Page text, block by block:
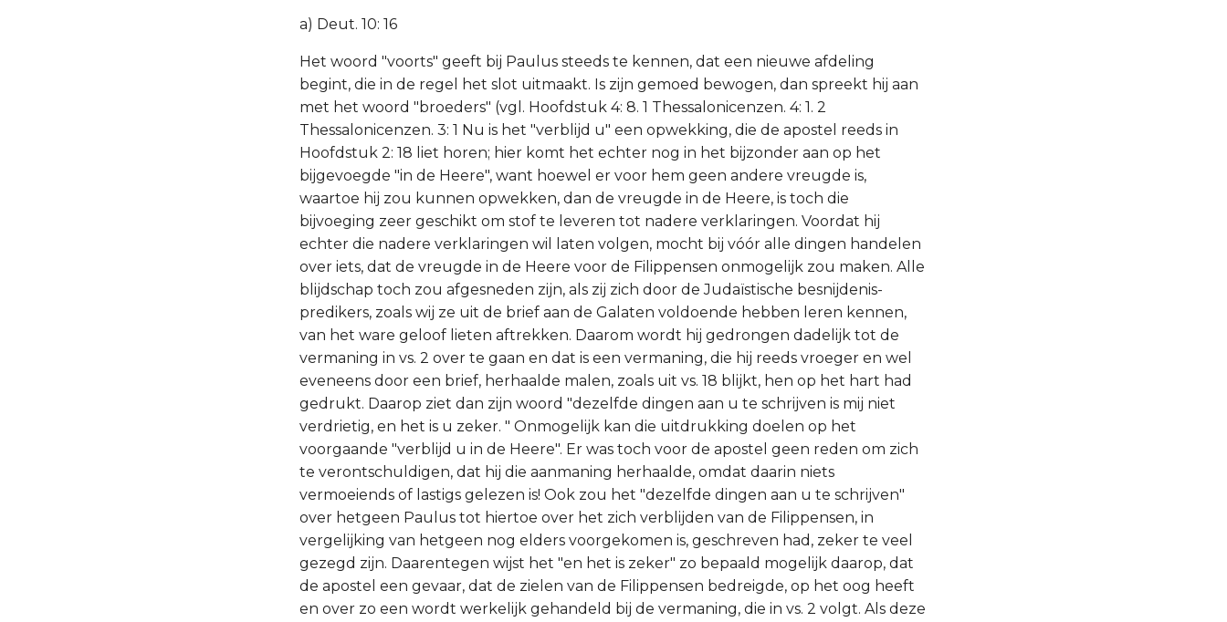
a) Deut. 10: 16
Het woord "voorts" geeft bij Paulus steeds te kennen, dat een nieuwe afdeling
begint, die in de regel het slot uitmaakt. Is zijn gemoed bewogen, dan spreekt hij aan
met het woord "broeders" (vgl. Hoofdstuk 4: 8. 1 Thessalonicenzen. 4: 1. 2
Thessalonicenzen. 3: 1 Nu is het "verblijd u" een opwekking, die de apostel reeds in
Hoofdstuk 2: 18 liet horen; hier komt het echter nog in het bijzonder aan op het
bijgevoegde "in de Heere", want hoewel er voor hem geen andere vreugde is,
waartoe hij zou kunnen opwekken, dan de vreugde in de Heere, is toch die
bijvoeging zeer geschikt om stof te leveren tot nadere verklaringen. Voordat hij
echter die nadere verklaringen wil laten volgen, mocht bij vóór alle dingen handelen
over iets, dat de vreugde in de Heere voor de Filippensen onmogelijk zou maken. Alle
blijdschap toch zou afgesneden zijn, als zij zich door de Judaïstische besnijdenis-
predikers, zoals wij ze uit de brief aan de Galaten voldoende hebben leren kennen,
van het ware geloof lieten aftrekken. Daarom wordt hij gedrongen dadelijk tot de
vermaning in vs. 2 over te gaan en dat is een vermaning, die hij reeds vroeger en wel
eveneens door een brief, herhaalde malen, zoals uit vs. 18 blijkt, hen op het hart had
gedrukt. Daarop ziet dan zijn woord "dezelfde dingen aan u te schrijven is mij niet
verdrietig, en het is u zeker. " Onmogelijk kan die uitdrukking doelen op het
voorgaande "verblijd u in de Heere". Er was toch voor de apostel geen reden om zich
te verontschuldigen, dat hij die aanmaning herhaalde, omdat daarin niets
vermoeiends of lastigs gelezen is! Ook zou het "dezelfde dingen aan u te schrijven"
over hetgeen Paulus tot hiertoe over het zich verblijden van de Filippensen, in
vergelijking van hetgeen nog elders voorgekomen is, geschreven had, zeker te veel
gezegd zijn. Daarentegen wijst het "en het is zeker" zo bepaald mogelijk daarop, dat
de apostel een gevaar, dat de zielen van de Filippensen bedreigde, op het oog heeft
en over zo een wordt werkelijk gehandeld bij de vermaning, die in vs. 2 volgt. Als deze